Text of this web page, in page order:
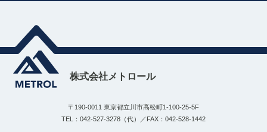
株式会社メトロール
〒190-0011 東京都立川市高松町1-100-25-5F
TEL：042-527-3278（代）／FAX：042-528-1442